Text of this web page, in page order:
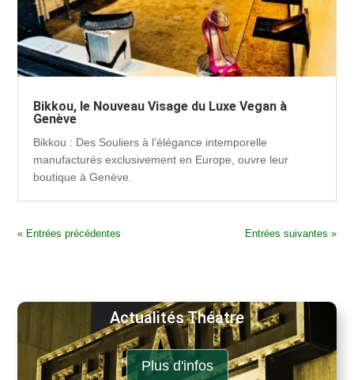
Bikkou, le Nouveau Visage du Luxe Vegan à
Genève
Bikkou : Des Souliers à l’élégance intemporelle
manufacturés exclusivement en Europe, ouvre leur
boutique à Genève.
« Entrées précédentes Entrées suivantes »
Actualités Théatre
Plus d'infos